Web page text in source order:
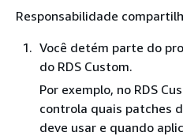
Responsabilidade
Você detém parte do
do RDS Custom.
Por exemplo, no RDS
controla quais patches
deve usar e quando